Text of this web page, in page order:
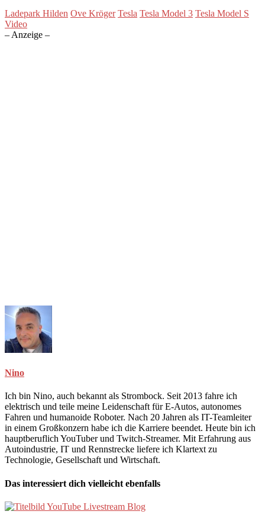
Ladepark Hilden Ove Kröger Tesla Tesla Model 3 Tesla Model S
Video
– Anzeige –
Nino
Ich bin Nino, auch bekannt als Strombock. Seit 2013 fahre ich
elektrisch und teile meine Leidenschaft für E-Autos, autonomes
Fahren und humanoide Roboter. Nach 20 Jahren als IT-Teamleiter
in einem Großkonzern habe ich die Karriere beendet. Heute bin ich
hauptberuflich YouTuber und Twitch-Streamer. Mit Erfahrung aus
Autoindustrie, IT und Rennstrecke liefere ich Klartext zu
Technologie, Gesellschaft und Wirtschaft.
Das interessiert dich vielleicht ebenfalls